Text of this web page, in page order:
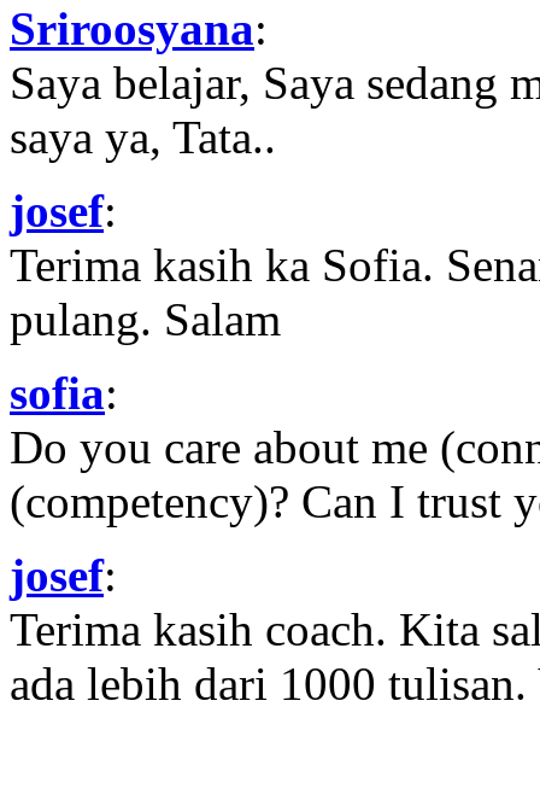
Sriroosyana:
Saya belajar, Saya sedang
saya ya, Tata..
josef:
Terima kasih ka Sofia.
pulang. Salam
sofia:
Do you care about me
(competency)? Can I trust
josef:
Terima kasih coach. Kita
ada lebih dari 1000 tulisan.